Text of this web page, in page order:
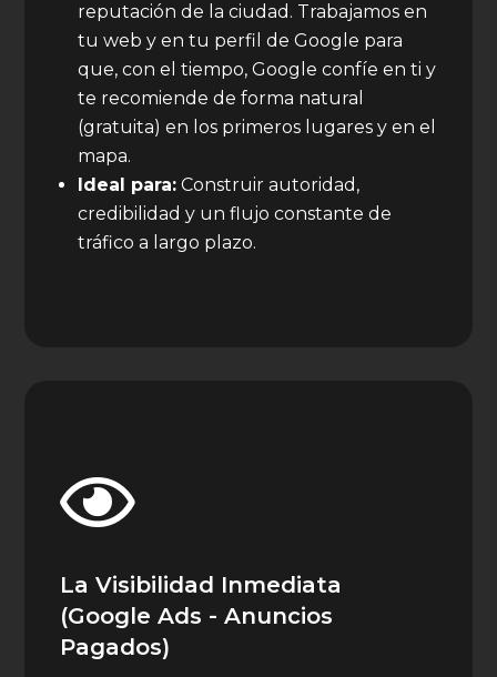
reputación de la ciudad. Trabajamos en
tu web y en tu perfil de Google para
que, con el tiempo, Google confíe en ti y
te recomiende de forma natural
(gratuita) en los primeros lugares y en el
mapa.
Ideal para: Construir autoridad,
credibilidad y un flujo constante de
tráfico a largo plazo.

La Visibilidad Inmediata
(Google Ads - Anuncios
Pagados)